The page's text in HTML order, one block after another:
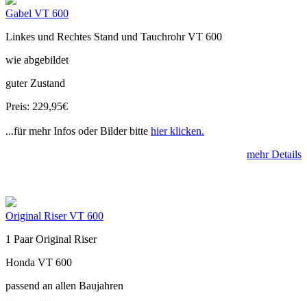
Gabel VT 600
Linkes und Rechtes Stand und Tauchrohr VT 600
wie abgebildet
guter Zustand
Preis: 229,95€
...für mehr Infos oder Bilder bitte hier klicken.
mehr Details
Original Riser VT 600
1 Paar Original Riser
Honda VT 600
passend an allen Baujahren